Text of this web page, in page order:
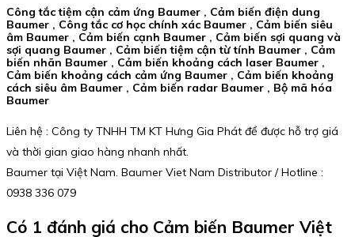
Công tắc tiệm cận cảm ứng Baumer , Cảm biến điện dung
Baumer , Công tắc cơ học chính xác Baumer , Cảm biến siêu
âm Baumer , Cảm biến cạnh Baumer , Cảm biến sợi quang và
sợi quang Baumer , Cảm biến tiệm cận từ tính Baumer , Cảm
biến nhãn Baumer , Cảm biến khoảng cách laser Baumer ,
Cảm biến khoảng cách cảm ứng Baumer , Cảm biến khoảng
cách siêu âm Baumer , Cảm biến radar Baumer , Bộ mã hóa
Baumer
Liên hệ : Công ty TNHH TM KT Hưng Gia Phát để được hỗ trợ giá
và thời gian giao hàng nhanh nhất.
Baumer tại Việt Nam. Baumer Viet Nam Distributor / Hotline :
0938 336 079
Có 1 đánh giá cho Cảm biến Baumer Việt